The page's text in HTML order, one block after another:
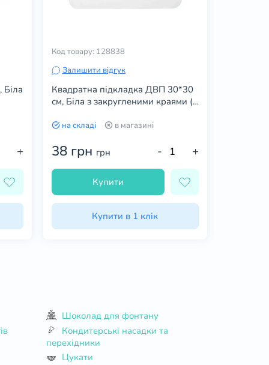
+
Код товару: 128838
Залишити відгук
Квадратна підкладка ДВП 30*30
см, Біла з закругленими краями (1
на складі в магазині
38 грн грн - +
Купити
Купити в 1 клік
Шоколад для фонтану
перехідники
Цукати